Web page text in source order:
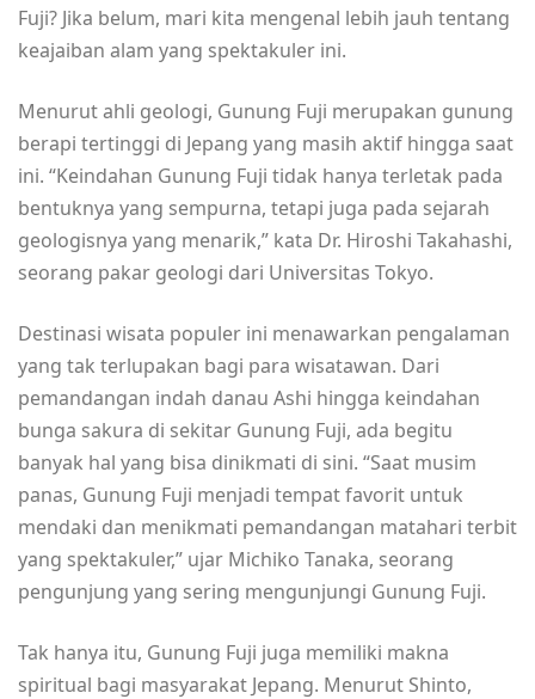
Fuji? Jika belum, mari kita mengenal lebih jauh tentang
keajaiban alam yang spektakuler ini.
Menurut ahli geologi, Gunung Fuji merupakan gunung
berapi tertinggi di Jepang yang masih aktif hingga saat
ini. “Keindahan Gunung Fuji tidak hanya terletak pada
bentuknya yang sempurna, tetapi juga pada sejarah
geologisnya yang menarik,” kata Dr. Hiroshi Takahashi,
seorang pakar geologi dari Universitas Tokyo.
Destinasi wisata populer ini menawarkan pengalaman
yang tak terlupakan bagi para wisatawan. Dari
pemandangan indah danau Ashi hingga keindahan
bunga sakura di sekitar Gunung Fuji, ada begitu
banyak hal yang bisa dinikmati di sini. “Saat musim
panas, Gunung Fuji menjadi tempat favorit untuk
mendaki dan menikmati pemandangan matahari terbit
yang spektakuler,” ujar Michiko Tanaka, seorang
pengunjung yang sering mengunjungi Gunung Fuji.
Tak hanya itu, Gunung Fuji juga memiliki makna
spiritual bagi masyarakat Jepang. Menurut Shinto,